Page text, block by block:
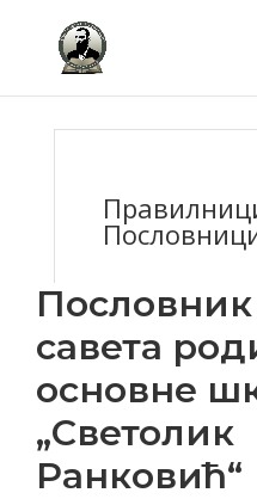
савета
основне
„Светолик
Ранковић“